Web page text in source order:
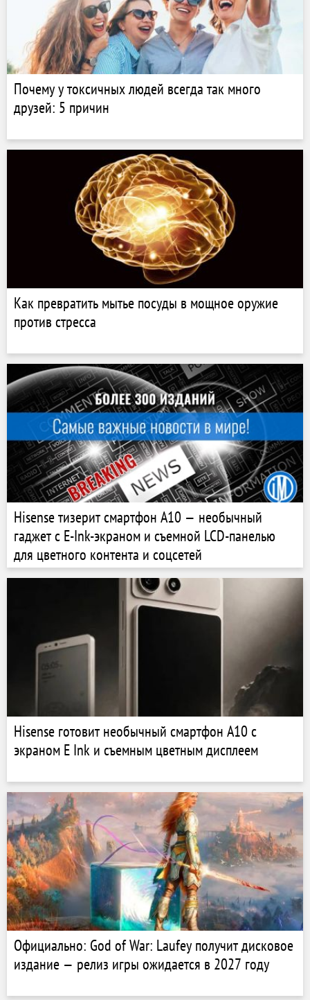
Почему у токсичных людей всегда так много
друзей: 5 причин
Как превратить мытье посуды в мощное оружие
против стресса
Hisense тизерит смартфон A10 — необычный
гаджет с E-Ink-экраном и съемной LCD-панелью
для цветного контента и соцсетей
Hisense готовит необычный смартфон A10 с
экраном E Ink и съемным цветным дисплеем
Официально: God of War: Laufey получит дисковое
издание — релиз игры ожидается в 2027 году